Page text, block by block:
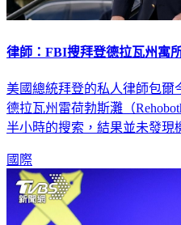
律師：FBI搜拜登德拉瓦州寓
美國總統拜登的私人律師包爾
德拉瓦州雷荷勃斯灘（
半小時的搜索，結果並未發現
國際